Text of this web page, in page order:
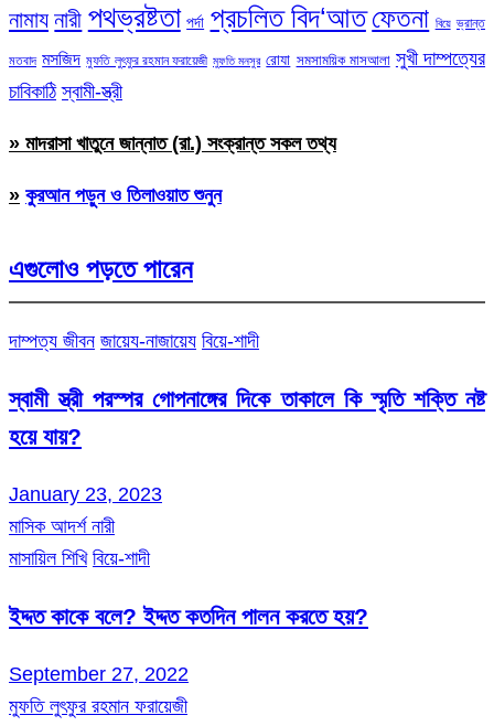
নামায নারী পথভ্রষ্টতা পর্দা প্রচলিত বিদ‘আত ফেতনা বিয়ে ভ্রান্ত
মতবাদ মসজিদ মুফতি লুৎফুর রহমান ফরায়েজী মুফতি মনসুর রোযা সমসাময়িক মাসআলা সুখী দাম্পত্যের
চাবিকাঠি স্বামী-স্ত্রী
» মাদরাসা খাতুনে জান্নাত (রা.) সংক্রান্ত সকল তথ্য
» কুরআন পড়ুন ও তিলাওয়াত শুনুন
এগুলোও পড়তে পারেন
দাম্পত্য জীবন জায়েয-নাজায়েয বিয়ে-শাদী
স্বামী স্ত্রী পরস্পর গোপনাঙ্গের দিকে তাকালে কি স্মৃতি শক্তি নষ্ট
হয়ে যায়?
January 23, 2023
মাসিক আদর্শ নারী
মাসায়িল শিখি বিয়ে-শাদী
ইদ্দত কাকে বলে? ইদ্দত কতদিন পালন করতে হয়?
September 27, 2022
মুফতি লুৎফুর রহমান ফরায়েজী